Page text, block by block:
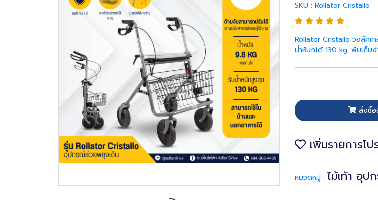
SKU : Rollator Cristallo
Rollator Cristallo วอล์ค
น้ำหันกได้ 130 kg. พับเก็บ
สั่งซื้อ
เพิ่มรายการโป
หมวดหมู่ : ไม้เท้า อุป